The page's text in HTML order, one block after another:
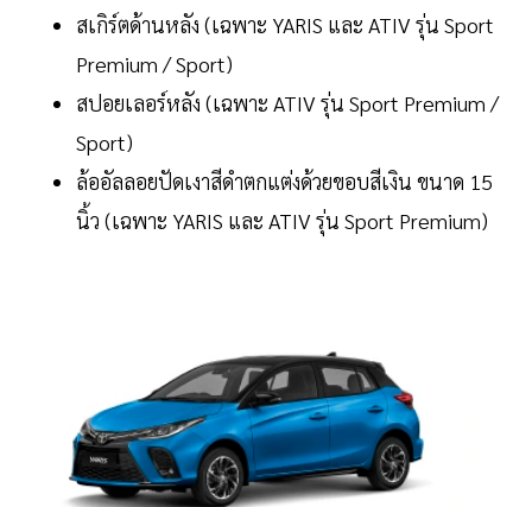
สเกิร์ตด้านหลัง (เฉพาะ YARIS และ ATIV รุ่น Sport
Premium / Sport)
สปอยเลอร์หลัง (เฉพาะ ATIV รุ่น Sport Premium /
Sport)
ล้ออัลลอยปัดเงาสีดำตกแต่งด้วยขอบสีเงิน ขนาด 15
นิ้ว (เฉพาะ YARIS และ ATIV รุ่น Sport Premium)